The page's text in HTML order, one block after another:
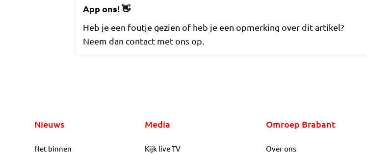
App ons!👋
Heb je een foutje gezien of heb je een opmerking over dit artikel?
Neem dan contact met ons op.
Nieuws
Net binnen
Media
Kijk live TV
Omroep Brabant
Over ons